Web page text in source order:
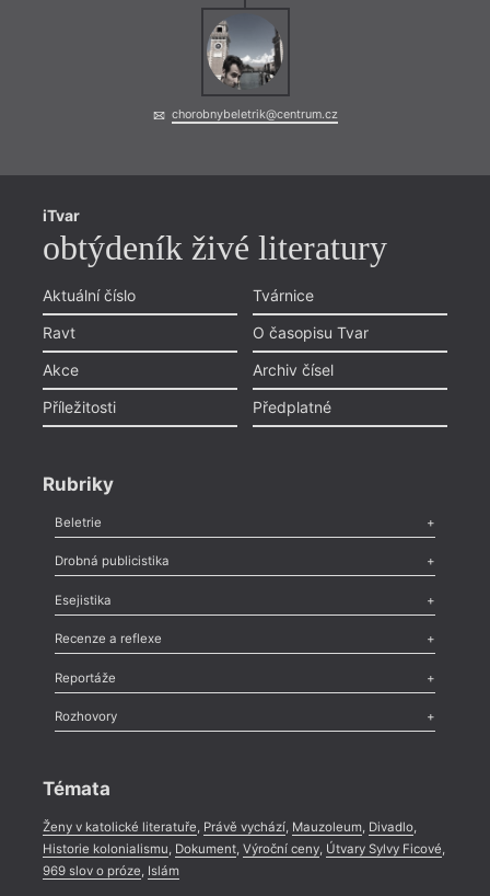
chorobnybeletrik@centrum.cz
iTvar
obtýdeník živé literatury
Aktuální číslo
Ravt
Akce
Příležitosti
Tvárnice
O časopisu Tvar
Archiv čísel
Předplatné
Rubriky
Beletrie
Poezie,Próza,Dokumenty
Drobná publicistika
Odlesk
Nekrolog,Glosa,Sloupek,Pozvánka,Literární soutěž,
Esejistika
Esej ,Pádlo,Úvaha
Recenze a reflexe
Recenze
Méně slov o próze,Celá rubrika
Reportáže
Literární zítřky
Celá rubrika
Rozhovory
Témata
Ženy v katolické literatuře, Právě vychází, Mauzoleum, Divadlo,
Historie kolonialismu, Dokument, Výroční ceny, Útvary Sylvy Ficové,
969 slov o próze, Islám